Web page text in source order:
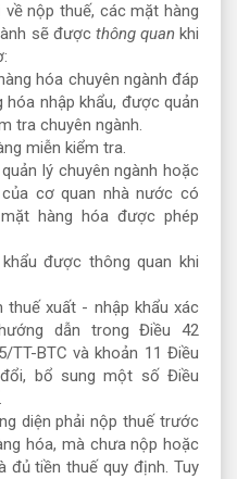
nộp thuế, các mặt hàng
sẽ được thông quankhi
hóa chuyên ngành đáp
hóa nhập khẩu, được quản
tra chuyên ngành.
miễn kiểm tra.
lý chuyên ngành hoặc
cơ quan nhà nước có
hàng hóa được phép
được thông quan khi
thuế xuất - nhập khẩu xác
dẫn trong Điều 42
TT-BTC và khoản 11 Điều
bổ sung một số Điều
diện phải nộp thuế trước
hóa, mà chưa nộp hoặc
đủ tiền thuế quy định. Tuy